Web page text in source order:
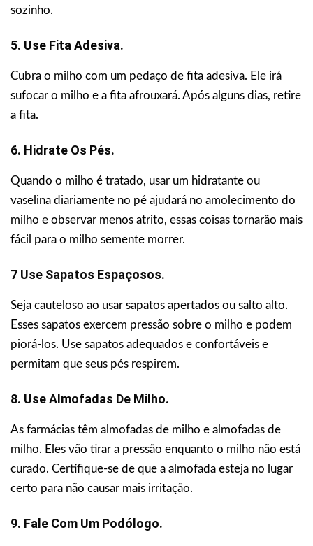
sozinho.
5. Use Fita Adesiva.
Cubra o milho com um pedaço de fita adesiva. Ele irá
sufocar o milho e a fita afrouxará. Após alguns dias, retire
a fita.
6. Hidrate Os Pés.
Quando o milho é tratado, usar um hidratante ou
vaselina diariamente no pé ajudará no amolecimento do
milho e observar menos atrito, essas coisas tornarão mais
fácil para o milho semente morrer.
7 Use Sapatos Espaçosos.
Seja cauteloso ao usar sapatos apertados ou salto alto.
Esses sapatos exercem pressão sobre o milho e podem
piorá-los. Use sapatos adequados e confortáveis e
permitam que seus pés respirem.
8. Use Almofadas De Milho.
As farmácias têm almofadas de milho e almofadas de
milho. Eles vão tirar a pressão enquanto o milho não está
curado. Certifique-se de que a almofada esteja no lugar
certo para não causar mais irritação.
9. Fale Com Um Podólogo.